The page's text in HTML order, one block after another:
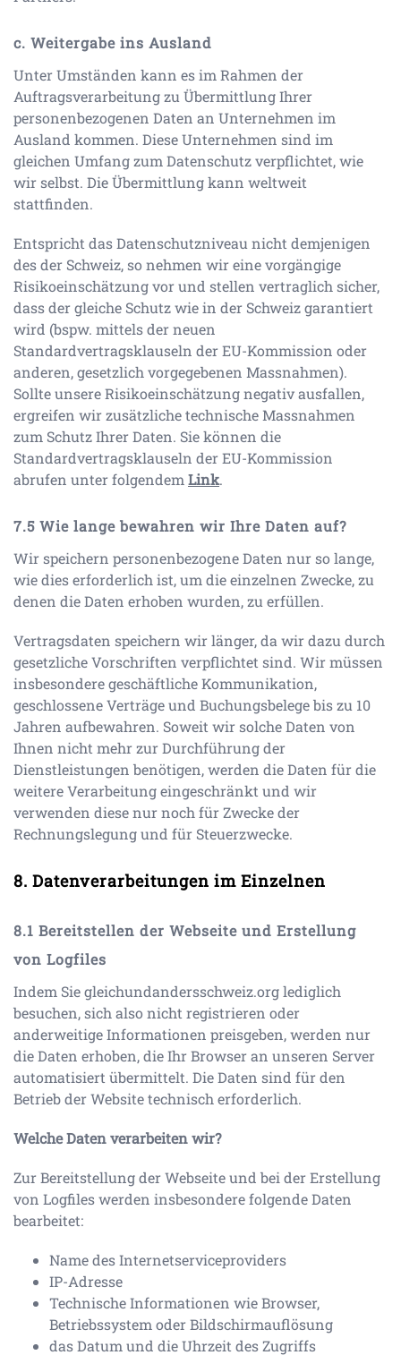
c. Weitergabe ins Ausland
Unter Umständen kann es im Rahmen der
Auftragsverarbeitung zu Übermittlung Ihrer
personenbezogenen Daten an Unternehmen im
Ausland kommen. Diese Unternehmen sind im
gleichen Umfang zum Datenschutz verpflichtet, wie
wir selbst. Die Übermittlung kann weltweit
stattfinden.
Entspricht das Datenschutzniveau nicht demjenigen
des der Schweiz, so nehmen wir eine vorgängige
Risikoeinschätzung vor und stellen vertraglich sicher,
dass der gleiche Schutz wie in der Schweiz garantiert
wird (bspw. mittels der neuen
Standardvertragsklauseln der EU-Kommission oder
anderen, gesetzlich vorgegebenen Massnahmen).
Sollte unsere Risikoeinschätzung negativ ausfallen,
ergreifen wir zusätzliche technische Massnahmen
zum Schutz Ihrer Daten. Sie können die
Standardvertragsklauseln der EU-Kommission
abrufen unter folgendem Link.
Wie lange bewahren wir Ihre Daten auf?
Wir speichern personenbezogene Daten nur so lange,
wie dies erforderlich ist, um die einzelnen Zwecke, zu
denen die Daten erhoben wurden, zu erfüllen.
Vertragsdaten speichern wir länger, da wir dazu durch
gesetzliche Vorschriften verpflichtet sind. Wir müssen
insbesondere geschäftliche Kommunikation,
geschlossene Verträge und Buchungsbelege bis zu 10
Jahren aufbewahren. Soweit wir solche Daten von
Ihnen nicht mehr zur Durchführung der
Dienstleistungen benötigen, werden die Daten für die
weitere Verarbeitung eingeschränkt und wir
verwenden diese nur noch für Zwecke der
Rechnungslegung und für Steuerzwecke.
Datenverarbeitungen im Einzelnen
Bereitstellen der Webseite und Erstellung
von Logfiles
Indem Siegleichundandersschweiz.orglediglich
besuchen, sich also nicht registrieren oder
anderweitige Informationen preisgeben, werden nur
die Daten erhoben, die Ihr Browser an unseren Server
automatisiert übermittelt. Die Daten sind für den
Betrieb der Website technisch erforderlich.
Welche Daten verarbeiten wir?
Zur Bereitstellung der Webseite und bei der Erstellung
von Logfiles werden insbesondere folgende Daten
bearbeitet:
Name des Internetserviceproviders
IP-Adresse
Technische Informationen wie Browser,
Betriebssystem oder Bildschirmauflösung
das Datum und die Uhrzeit des Zugriffs